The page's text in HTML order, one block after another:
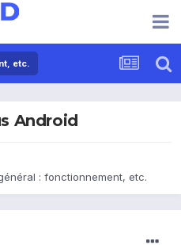
etc.
Android
: fonctionnement, etc.